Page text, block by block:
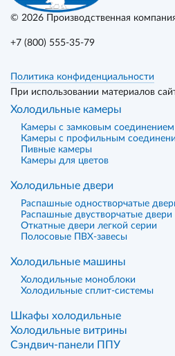
© 2026 Производственная
+7 (800) 555-35-79
Политика конфиденциальности
При использовании материалов
Холодильные камеры
Камеры с замковым соединением
Камеры с профильным
Пивные камеры
Камеры для цветов
Холодильные двери
Распашные одностворчатые
Распашные двустворчатые двери
Откатные двери легкой серии
Полосовые ПВХ-завесы
Холодильные машины
Холодильные моноблоки
Холодильные сплит-системы
Шкафы холодильные
Холодильные витрины
Сэндвич-панели ППУ